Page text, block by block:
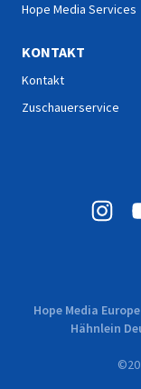
Hope Media Services
KONTAKT
Kontakt
Zuschauerservice
Hope Media
Hähnlein
©